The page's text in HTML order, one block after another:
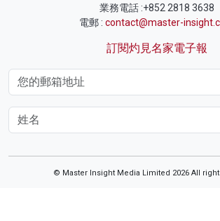
業務電話 :+852 2818 3638
電郵 : contact@master-
訂閱灼見名家電子報
© Master Insight Media Limited 2026 All